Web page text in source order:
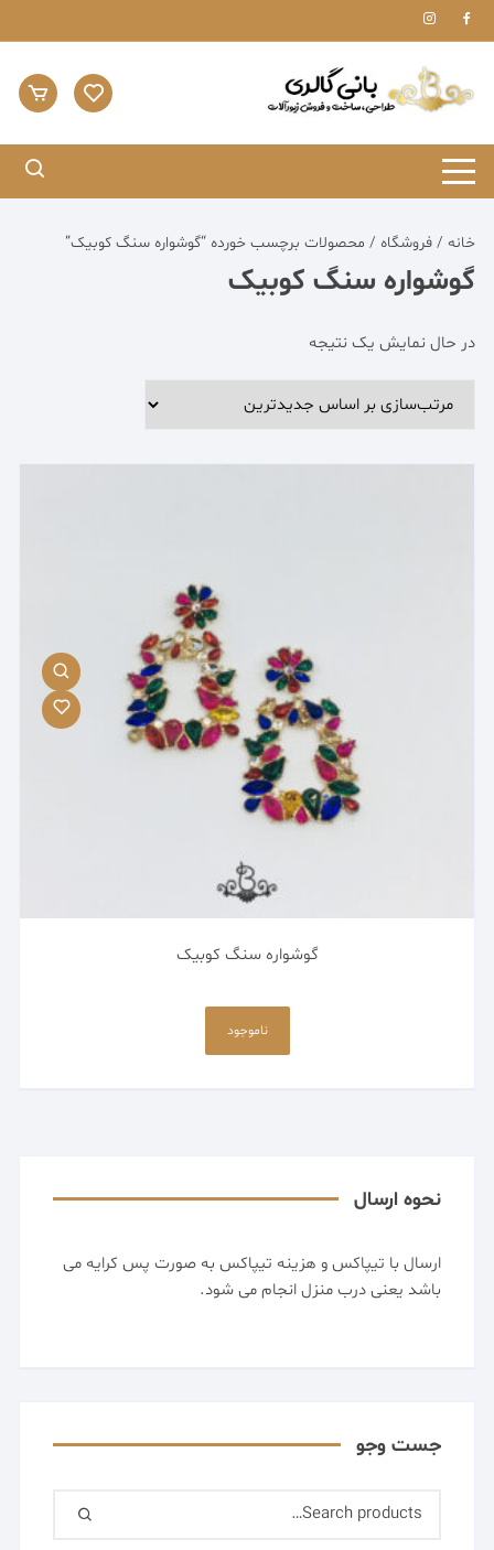
Skip
to
خانه /فروشگاه / محصولات برچسب خورده “گوشواره سنگ کوبیک”
گوشواره سنگ کوبیک
در حال نمایش یک نتیجه
گوشواره سنگ کوبیک
ناموجود
نحوه ارسال
ارسال با تیپاکس و هزینه تیپاکس به صورت پس کرایه می
باشد یعنی درب منزل انجام می شود.
جست وجو